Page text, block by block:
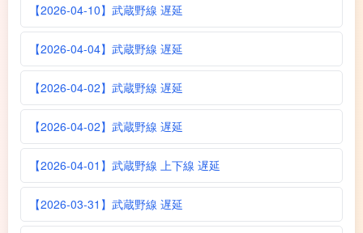
【2026-04-10】武蔵野線 遅延
【2026-04-04】武蔵野線 遅延
【2026-04-02】武蔵野線 遅延
【2026-04-02】武蔵野線 遅延
【2026-04-01】武蔵野線 上下線 遅延
【2026-03-31】武蔵野線 遅延